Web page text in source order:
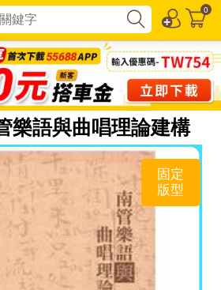
0
樂語與曲唱理論建構
固定
版型